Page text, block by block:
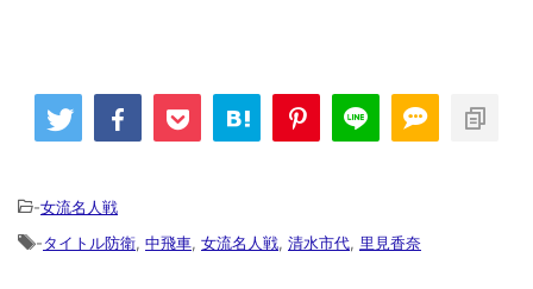
-女流名人戦
-タイトル防衛, 中飛車, 女流名人戦, 清水市代, 里見香奈